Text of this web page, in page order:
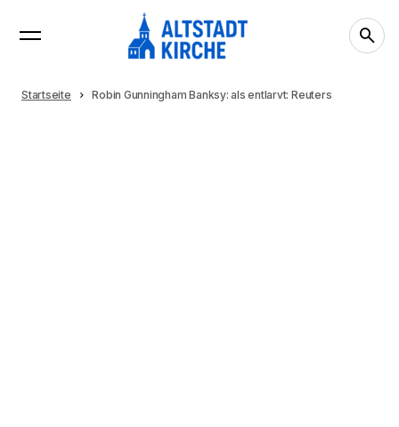
Startseite Robin Gunningham Banksy: als entlarvt: Reuters